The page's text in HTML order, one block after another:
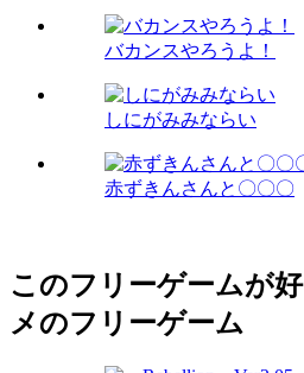
バカンスやろうよ！
しにがみみならい
赤ずきんさんと〇〇〇
このフリーゲームが
メのフリーゲーム